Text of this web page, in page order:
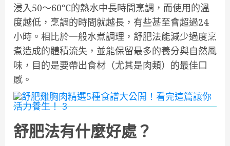
浸入50～60℃的熱水中長時間烹調，而使用的溫
度越低，烹調的時間就越長，有些甚至會超過24
小時。相比於一般水煮調理，舒肥法能減少過度烹
煮造成的體積流失，並能保留最多的養分與自然風
味，目的是要帶出食材（尤其是肉類）的最佳口
感。
舒肥法有什麼好處？